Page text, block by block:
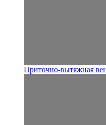
Приточно-вытяжная